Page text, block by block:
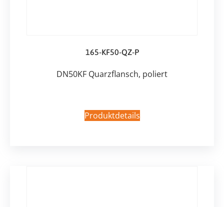
165-KF50-QZ-P
DN50KF Quarzflansch, poliert
Produktdetails